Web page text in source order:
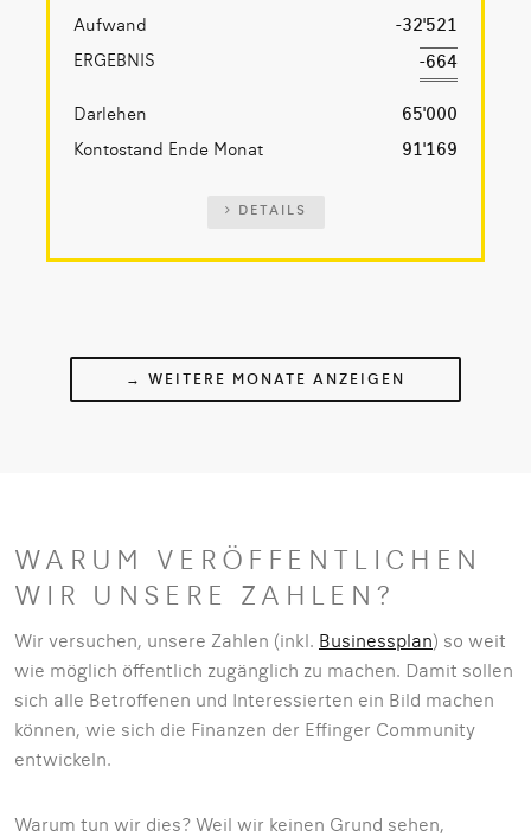
Aufwand -32'521
ERGEBNIS -664
Darlehen 65'000
Kontostand Ende Monat 91'169
DETAILS
→ WEITERE MONATE ANZEIGEN
WARUM VERÖFFENTLICHEN
WIR UNSERE ZAHLEN?
Wir versuchen, unsere Zahlen (inkl. Businessplan ) so weit
wie möglich öffentlich zugänglich zu machen. Damit sollen
sich alle Betroffenen und Interessierten ein Bild machen
können, wie sich die Finanzen der Effinger Community
entwickeln.
Warum tun wir dies? Weil wir keinen Grund sehen,